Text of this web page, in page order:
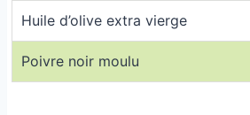
Huile d’olive extra vierge
Poivre noir moulu